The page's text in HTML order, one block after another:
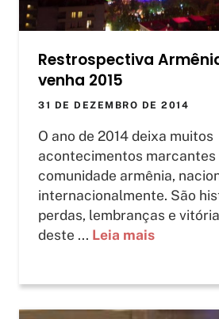
Restrospectiva
venha 2015
31 DE DEZEMBRO DE 2014
O ano de 2014 deixa muitos
acontecimentos marcantes
comunidade armênia,
internacionalmente. São
perdas, lembranças e
deste ... Leia mais